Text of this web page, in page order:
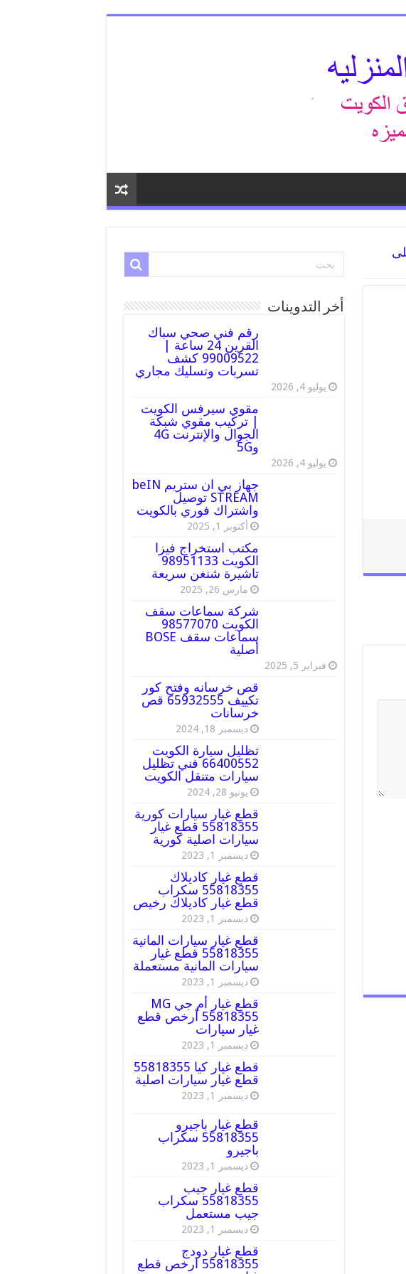
أخر التدوينات
رقم فني صحي سباك
القرين 24 ساعة |
99009522 كشف
تسربات وتسليك مجاري
يوليو 4, 2026
مقوي سيرفس الكويت
| تركيب مقوي شبكة
الجوال والإنترنت 4G
و5G
يوليو 4, 2026
جهاز بي ان ستريم beIN
STREAM توصيل
واشتراك فوري بالكويت
أكتوبر 1, 2025
مكتب استخراج فيزا
الكويت 98951133
تاشيرة شنغن سريعة
مارس 26, 2025
شركة سماعات سقف
الكويت 98577070
سماعات سقف BOSE
أصلية
فبراير 5, 2025
قص خرسانه وفتح كور
تكييف 65932555 قص
خرسانات
ديسمبر 18, 2024
تظليل سيارة الكويت
66400552 فني تظليل
سيارات متنقل الكويت
يونيو 28, 2024
قطع غيار سيارات كورية
55818355 قطع غيار
سيارات اصلية كورية
ديسمبر 1, 2023
قطع غيار كاديلاك
55818355 سكراب
قطع غيار كاديلاك رخيص
ديسمبر 1, 2023
قطع غيار سيارات المانية
55818355 قطع غيار
سيارات المانية مستعملة
ديسمبر 1, 2023
قطع غيار أم جي MG
55818355 أرخص قطع
غيار سيارات
ديسمبر 1, 2023
قطع غيار كيا 55818355
قطع غيار سيارات اصلية
ديسمبر 1, 2023
قطع غيار باجيرو
55818355 سكراب
باجيرو
ديسمبر 1, 2023
قطع غيار جيب
55818355 سكراب
جيب مستعمل
ديسمبر 1, 2023
قطع غيار دودج
55818355 ارخص قطع